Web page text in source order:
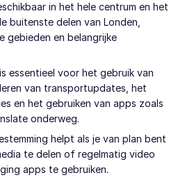
in het hele centrum en het
buitenste delen van Londen,
gebieden en belangrijke
essentieel voor het gebruik van
van transportupdates, het
en het gebruiken van apps zoals
onderweg.
helpt als je van plan bent
te delen of regelmatig video
apps te gebruiken.